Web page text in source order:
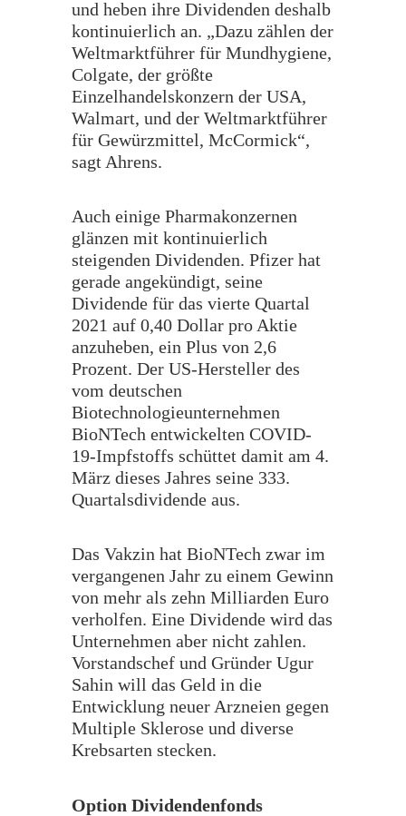
und heben ihre Dividenden deshalb
kontinuierlich an. „Dazu zählen der
Weltmarktführer für Mundhygiene,
Colgate, der größte
Einzelhandelskonzern der USA,
Walmart, und der Weltmarktführer
für Gewürzmittel, McCormick“,
sagt Ahrens.
Auch einige Pharmakonzernen
glänzen mit kontinuierlich
steigenden Dividenden. Pfizer hat
gerade angekündigt, seine
Dividende für das vierte Quartal
2021 auf 0,40 Dollar pro Aktie
anzuheben, ein Plus von 2,6
Prozent. Der US-Hersteller des
vom deutschen
Biotechnologieunternehmen
BioNTech entwickelten COVID-
19-Impfstoffs schüttet damit am 4.
März dieses Jahres seine 333.
Quartalsdividende aus.
Das Vakzin hat BioNTech zwar im
vergangenen Jahr zu einem Gewinn
von mehr als zehn Milliarden Euro
verholfen. Eine Dividende wird das
Unternehmen aber nicht zahlen.
Vorstandschef und Gründer Ugur
Sahin will das Geld in die
Entwicklung neuer Arzneien gegen
Multiple Sklerose und diverse
Krebsarten stecken.
Option Dividendenfonds